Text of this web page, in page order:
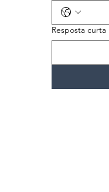
Resposta curta